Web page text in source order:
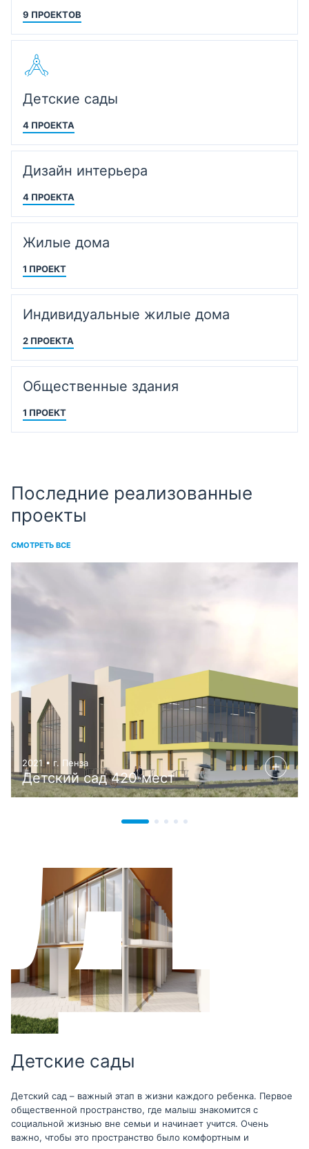
9 ПРОЕКТОВ
Детские сады
4 ПРОЕКТА
Дизайн интерьера
4 ПРОЕКТА
Жилые дома
1 ПРОЕКТ
Индивидуальные жилые дома
2 ПРОЕКТА
Общественные здания
1 ПРОЕКТ
Последние реализованные
проекты
СМОТРЕТЬ ВСЕ
2021 • г. Пенза
Детский сад 420 мест
Детские сады
Детский сад – важный этап в жизни каждого ребенка. Первое
общественной пространство, где малыш знакомится с
социальной жизнью вне семьи и начинает учится. Очень
важно, чтобы это пространство было комфортным и